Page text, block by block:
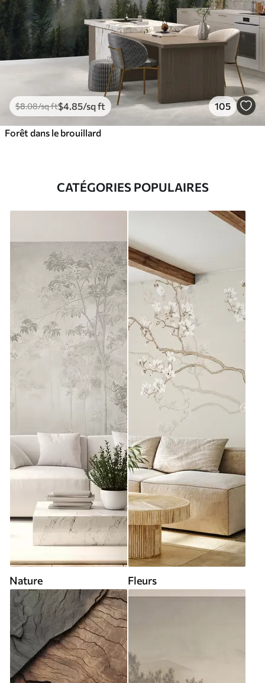
$8.08/sq ft$4 .85/sq ft 105
Forêt dans le brouillard
CATÉGORIES POPULAIRES
Nature Fleurs